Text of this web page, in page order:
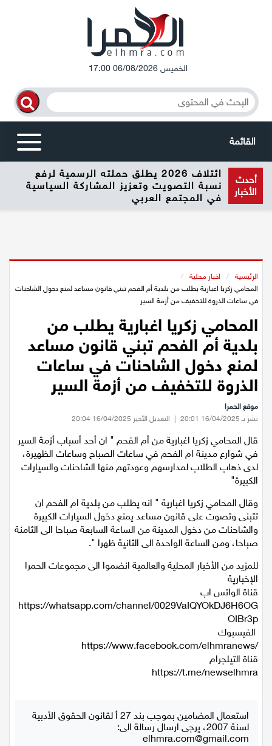
الخميس 06/08/2026 17:00
القائمة
أخبار محلية
الرامة
عيلبون
سخنين
عرابة
اخبار عالمية
رياضة
رياضة محلية
رياضة عالمية
تقارير خاصة
اقتصاد
مقالات
مطبخ
صحة وطب
جمال وازياء
تكنولوجيا
أحدث
الأخبار
ائتلاف 2026 يطلق حملته الرسمية لرفع
نسبة التصويت وتعزيز المشاركة السياسية
في المجتمع العربي
الرئيسية / اخبار محلية
/
المحامي زكريا اغبارية يطلب من بلدية أم الفحم تبني قانون مساعد لمنع دخول الشاحنات
في ساعات الذروة للتخفيف من أزمة السير
المحامي زكريا اغبارية يطلب من
بلدية أم الفحم تبني قانون مساعد
لمنع دخول الشاحنات في ساعات
الذروة للتخفيف من أزمة السير
موقع الحمرا
نشر بـ 16/04/2025 20:01
| التعديل الأخير 16/04/2025 20:04
قال المحامي زكريا اغبارية من أم الفحم " ان أحد أسباب أزمة السير
في شوارع مدينة ام الفحم في ساعات الصباح وساعات الظهيرة،
لدى ذهاب الطلاب لمدارسهم وعودتهم منها الشاحنات والسيارات
الكبيرة"
وقال المحامي زكريا اغبارية " انه يطلب من بلدية ام الفحم ان
تتبنى وتصوت على قانون مساعد يمنع دخول السيارات الكبيرة
والشاحنات من دخول المدينة من الساعة السابعة صباحا الى الثامنة
صباحا، ومن الساعة الواحدة الى الثانية ظهرا ".
للمزيد من الأخبار المحلية والعالمية انضموا الى مجموعات الحمرا
الإخبارية
قناة الواتس اب
https://whatsapp.com/channel/0029VaIQYOkDJ6H6OG
OIBr3p
الفيسبوك
https://www.facebook.com/elhmranews/
قناة التيلجرام
https://t.me/newselhmra
استعمال المضامين بموجب بند 27 أ لقانون الحقوق الأدبية
لسنة 2007، يرجى ارسال رسالة الى:
elhmra.com@gmail.com